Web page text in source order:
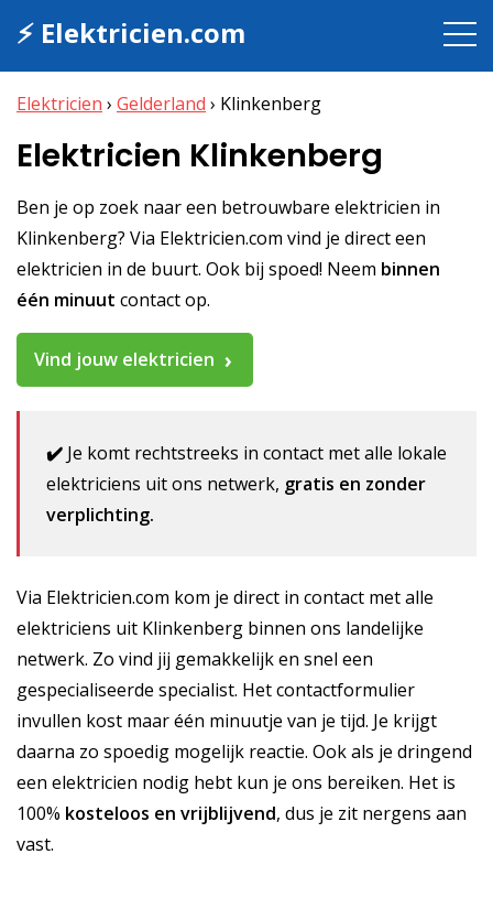
⚡ Elektricien.com
Elektricien › Gelderland › Klinkenberg
Elektricien Klinkenberg
Ben je op zoek naar een betrouwbare elektricien in
Klinkenberg? Via Elektricien.com vind je direct een
elektricien in de buurt. Ook bij spoed! Neem binnen
één minuut contact op.
Vind jouw elektricien
✔️ Je komt rechtstreeks in contact met alle lokale
elektriciens uit ons netwerk, gratis en zonder
verplichting.
Via Elektricien.com kom je direct in contact met alle
elektriciens uit Klinkenberg binnen ons landelijke
netwerk. Zo vind jij gemakkelijk en snel een
gespecialiseerde specialist. Het contactformulier
invullen kost maar één minuutje van je tijd. Je krijgt
daarna zo spoedig mogelijk reactie. Ook als je dringend
een elektricien nodig hebt kun je ons bereiken. Het is
100% kosteloos en vrijblijvend, dus je zit nergens aan
vast.